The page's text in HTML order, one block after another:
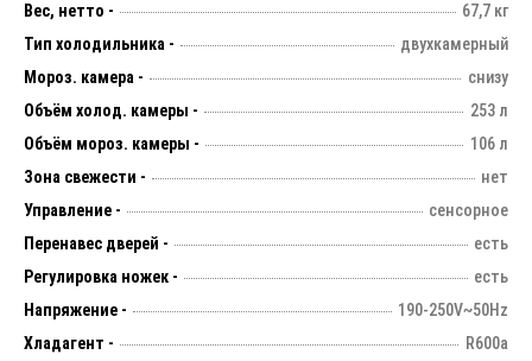
Вес, нетто -
67,7 кг
Тип холодильника -
двухкамерный
Мороз. камера -
снизу
Объём холод. камеры -
253 л
Объём мороз. камеры -
106 л
Зона свежести -
нет
Управление -
сенсорное
Перенавес дверей -
есть
Регулировка ножек -
есть
Напряжение -
190-250V~50Hz
Хладагент -
R600а